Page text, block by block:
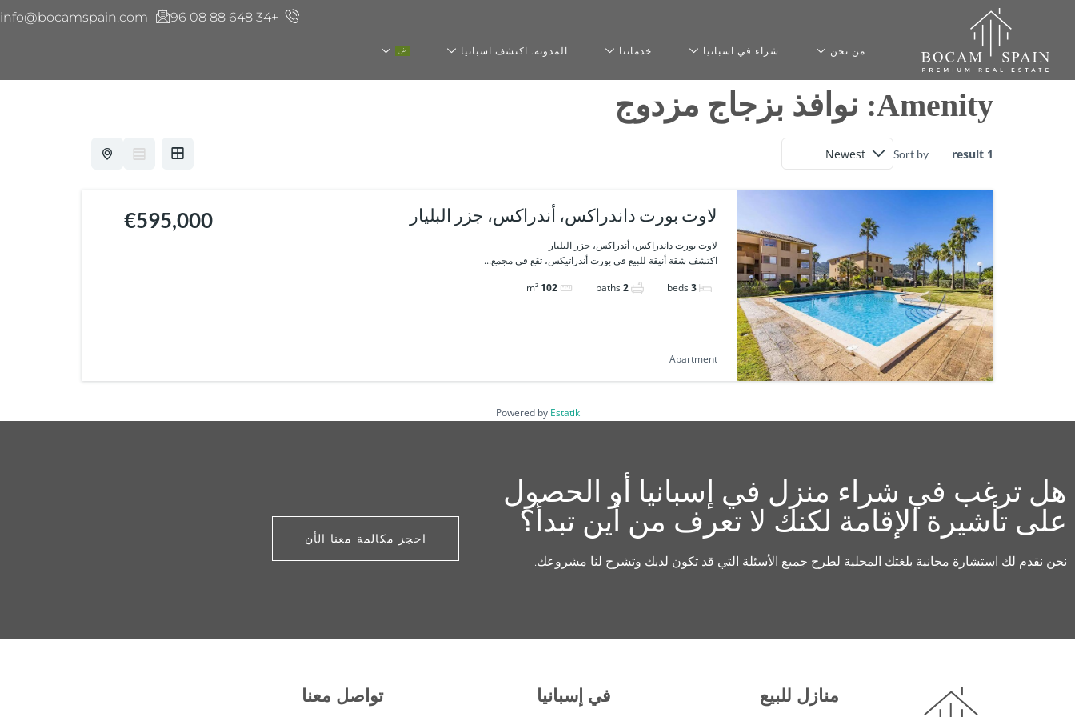
+34 648 88 08 96
info@bocamspain.com
من نحن شراء في اسبانيا خدماتنا المدونة. اكتشف اسبانيا
Amenity: نوافذ بزجاج مزدوج
1 result
Sort by
لاوت بورت داندراكس، أندراكس، جزر البليار
لاوت بورت داندراكس، أندراكس، جزر البليار
اكتشف شقة أنيقة للبيع في بورت أندراتيكس، تقع في مجمع...
3
beds
2
baths
102
m²
€595,000
Apartment
Powered by Estatik
هل ترغب في شراء منزل في إسبانيا أو الحصول
على تأشيرة الإقامة لكنك لا تعرف من أين تبدأ؟
نحن نقدم لك استشارة مجانية بلغتك المحلية لطرح جميع الأسئلة التي قد تكون لديك وتشرح لنا مشروعك.
احجز مكالمة معنا الأن
منازل للبيع في إسبانيا تواصل معنا